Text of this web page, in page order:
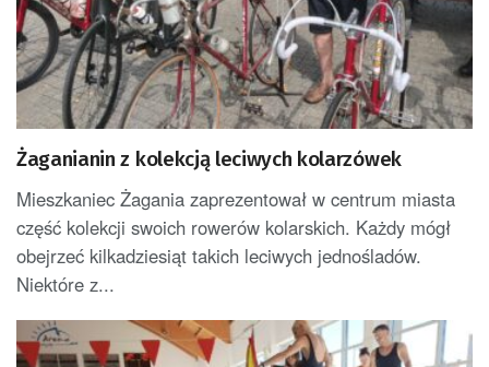
Żaganianin z kolekcją leciwych kolarzówek
Mieszkaniec Żagania zaprezentował w centrum miasta
część kolekcji swoich rowerów kolarskich. Każdy mógł
obejrzeć kilkadziesiąt takich leciwych jednośladów.
Niektóre z...